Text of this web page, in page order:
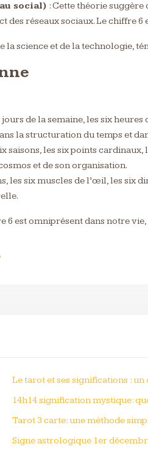
social) : Cette théorie
des réseaux sociaux. Le chiffre
la science et de la technologie,
jours de la semaine, les six
la structuration du temps et
saisons, les six points
et de son organisation.
les six muscles de l’œil, les six
6 est omniprésent dans notre
Le tarot et ses significations :
14h14 signification mystique:
Tarot 3 carte: une méthode
Signe astrologique 1er